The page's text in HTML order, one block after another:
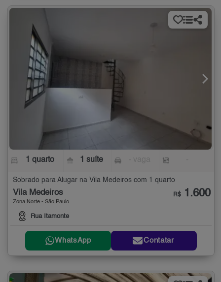
1 quarto 1 suíte
Sobrado para Alugar na Vila Medeiros com 1 quarto
Vila Medeiros
Zona Norte - São Paulo
Rua Itamonte
R$ 1.600
WhatsApp Contatar